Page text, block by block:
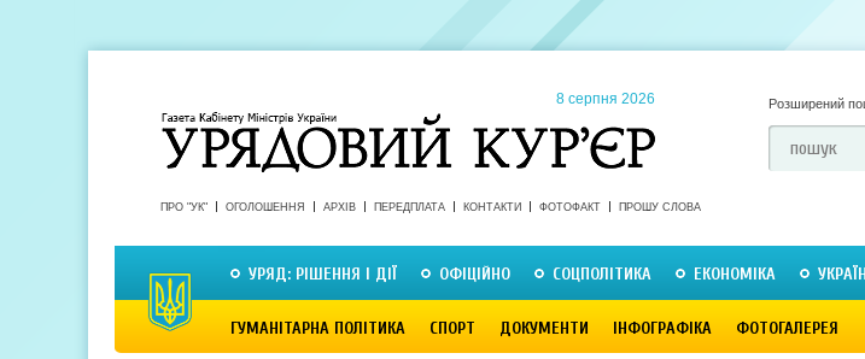
8 серпня 2026 Розширений
ПРО "УК" ОГОЛОШЕННЯ АРХІВ ПЕРЕДПЛАТА КОНТАКТИ ФОТОФАКТ ПРОШУ СЛОВА
УРЯД: РІШЕННЯ І ДІЇ ОФІЦІЙНО СОЦПОЛІТИКА ЕКОНОМІКА
ГУМАНІТАРНА ПОЛІТИКА СПОРТ ДОКУМЕНТИ ІНФОГРАФІКА ФОТОГАЛЕРЕЯ